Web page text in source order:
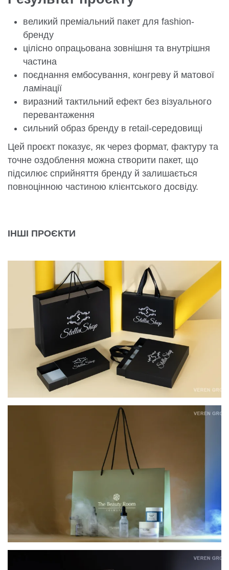
великий преміальний пакет для fashion-
бренду
цілісно опрацьована зовнішня та внутрішня
частина
поєднання ембосування, конгреву й матової
ламінації
виразний тактильний ефект без візуального
перевантаження
сильний образ бренду в retail-середовищі
Цей проєкт показує, як через формат, фактуру та
точне оздоблення можна створити пакет, що
підсилює сприйняття бренду й залишається
повноцінною частиною клієнтського досвіду.
ІНШІ ПРОЄКТИ
КОМПЛЕКСНЕ ПАКУВАННЯ ДЛЯ STELLA SHOP
КАРТОННІ ПАКЕТИ ДЛЯ ОФЛАЙН-РИТЕЙЛУ
THE BEAUTY ROOM COSMETICS